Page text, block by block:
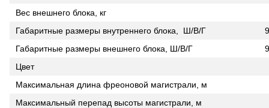
Вес внешнего блока, кг
Габаритные размеры внутреннего блока, Ш/В/Г
Габаритные размеры внешнего блока, Ш/В/Г
Цвет
Максимальная длина фреоновой магистрали, м
Максимальный перепад высоты магистрали, м